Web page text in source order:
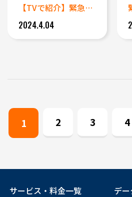
【TVで紹介】緊急出張対応 L...
2024.4.04
1 2 3 4
サービス・料金一覧
デ